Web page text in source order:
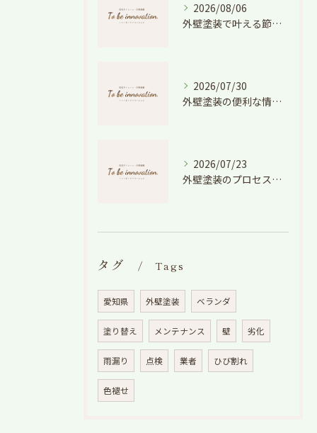
2026/08/06
外壁塗装で叶える節電効果と愛知県の相場や色選びのポイントを徹底解説
2026/07/30
外壁塗装の便利な情報と失敗しない色や費用判断のコツを徹底解説
2026/07/23
外壁塗装のプロセスを愛知県でスムーズに進めるための工程と費用徹底解説
タグ Tags
愛知県 外壁塗装 ベランダ
塗り替え メンテナンス 壁 劣化
雨漏り 点検 業者 ひび割れ
色褪せ